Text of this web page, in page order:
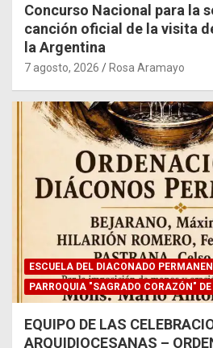
Concurso Nacional para la
canción oficial de la visita
la Argentina
7 agosto, 2026 Rosa Aramayo
ESCUELA DEL DIACONADO
PARROQUIA "SAGRADO CORAZÓN"
EQUIPO DE LAS
ARQUIDIOCESANAS –